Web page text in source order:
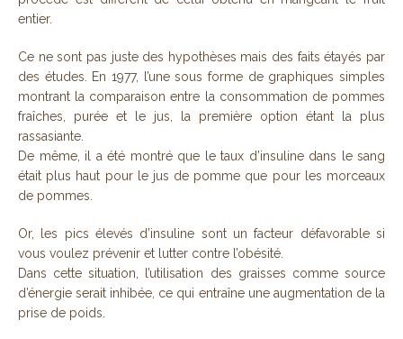
entier.
Ce ne sont pas juste des hypothèses mais des faits étayés par
des études. En 1977, l’une sous forme de graphiques simples
montrant la comparaison entre la consommation de pommes
fraîches, purée et le jus, la première option étant la plus
rassasiante.
De même, il a été montré que le taux d’insuline dans le sang
était plus haut pour le jus de pomme que pour les morceaux
de pommes.
Or, les pics élevés d’insuline sont un facteur défavorable si
vous voulez prévenir et lutter contre l’obésité.
Dans cette situation, l’utilisation des graisses comme source
d’énergie serait inhibée, ce qui entraîne une augmentation de la
prise de poids.